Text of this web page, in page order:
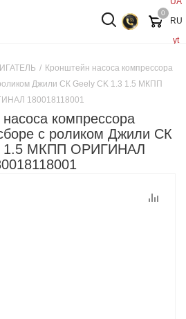
RU
yt
0
/ Кронштейн насоса компрессора
Джили СК Geely CK 1.3 1.5 МКПП
180018118001
компрессора
с роликом Джили СК
1.5 МКПП ОРИГИНАЛ